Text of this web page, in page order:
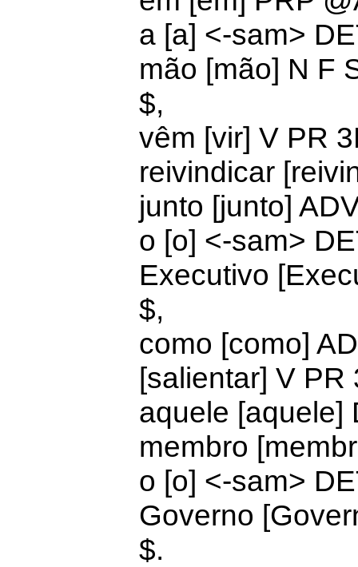
a [a] <-sam>
mão [mão] N F
$,
vêm [vir] V PR
reivindicar
junto [junto]
o [o] <-sam>
Executivo
$,
como [como]
[salientar] V PR
aquele [aquele]
membro
o [o] <-sam>
Governo
$.